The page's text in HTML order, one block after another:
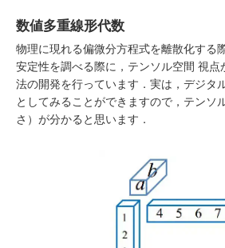
数値多重線形代数
物理に現れる偏微分方程式を離散化する
安定性を調べる際に，テンソル空間 視点
法の開発を行っています．実は，デジタ
としてみることができますので，テンソ
さ）が分かると思います．